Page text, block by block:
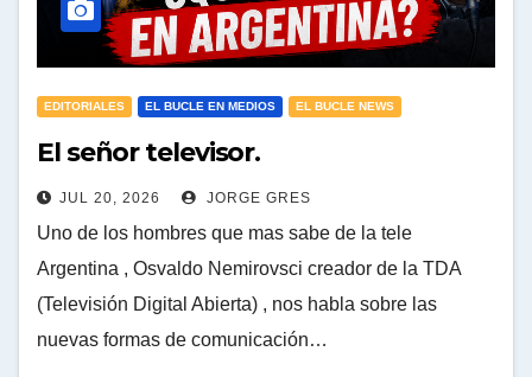
EDITORIALES EL BUCLE EN MEDIOS EL BUCLE NEWS
El señor televisor.
JUL 20, 2026 JORGE GRES
Uno de los hombres que mas sabe de la tele
Argentina , Osvaldo Nemirovsci creador de la TDA
(Televisión Digital Abierta) , nos habla sobre las
nuevas formas de comunicación…